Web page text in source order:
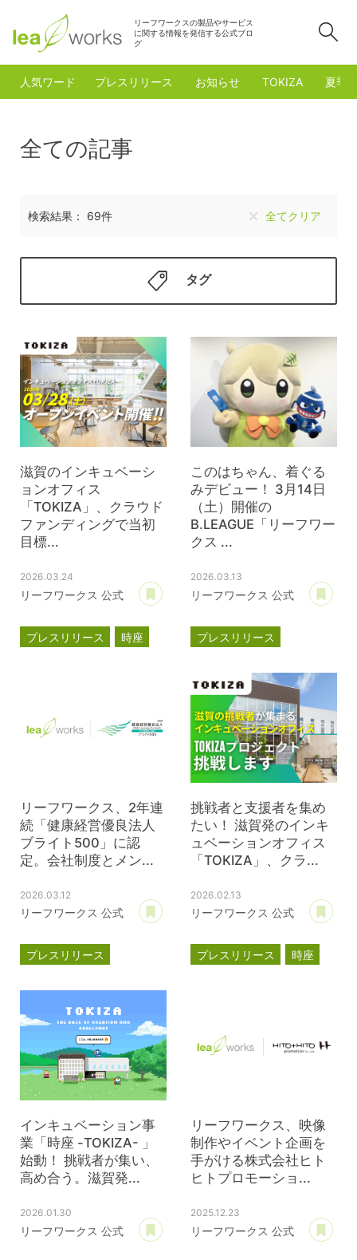
リーフワークスの製品やサービス
に関する情報を発信する公式ブロ
グ
人気ワード プレスリリース お知らせ TOKIZA 夏季
全ての記事
検索結果： 69件 全てクリア
タグ
滋賀のインキュベーシ
ョンオフィス
「TOKIZA」、クラウド
ファンディングで当初
目標...
2026.03.24
リーフワークス 公式
あとで読む
プレスリリース
時座
クラウドファンディング
このはちゃん、着ぐる
みデビュー！ 3月14日
（土）開催の
B.LEAGUE「リーフワー
クス ...
2026.03.13
リーフワークス 公式
プレスリリース
このはちゃん
TOKIZA
リーフワークス、2年連
続「健康経営優良法人
ブライト500」に認
定。会社制度とメン...
2026.03.12
リーフワークス 公式
あとで読む
プレスリリース
ブライト500
挑戦者と支援者を集め
たい！ 滋賀発のインキ
ュベーションオフィス
「TOKIZA」、クラ...
2026.02.13
リーフワークス 公式
プレスリリース
時座
クラウドファンディング
インキュベーション事
業「時座 -TOKIZA- 」
始動！ 挑戦者が集い、
高め合う。滋賀発...
2026.01.30
リーフワークス 公式
あとで読む
リーフワークス、映像
制作やイベント企画を
手がける株式会社ヒト
ヒトプロモーショ...
2025.12.23
リーフワークス 公式